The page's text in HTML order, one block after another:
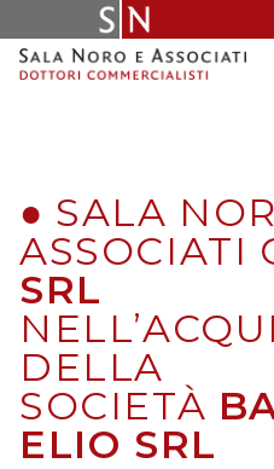
to
content
● SALA
ASSOCIATI
SRL
DELLA
SOCIETÀ
ELIO SRL